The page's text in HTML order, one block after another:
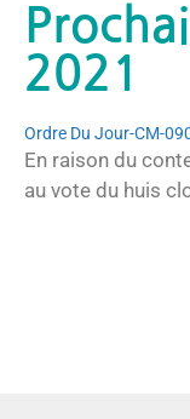
2021
Ordre Du Jour-CM-
En raison du
au vote du huis